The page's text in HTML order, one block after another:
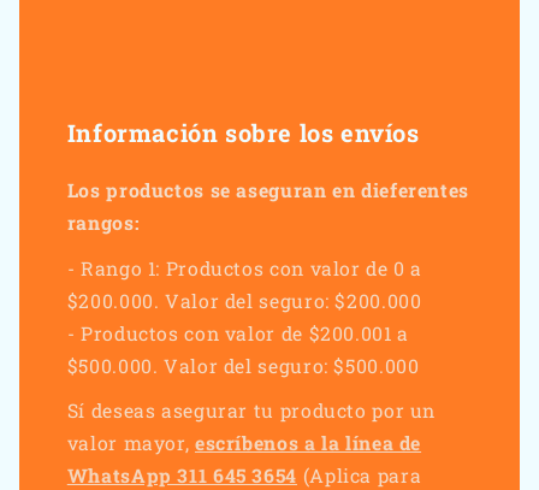
Información sobre los envíos
Los productos se aseguran en dieferentes
rangos:
- Rango 1: Productos con valor de 0 a
$200.000. Valor del seguro: $200.000
- Productos con valor de $200.001 a
$500.000. Valor del seguro: $500.000
Sí deseas asegurar tu producto por un
valor mayor, escríbenos a la línea de
WhatsApp 311 645 3654 (Aplica para